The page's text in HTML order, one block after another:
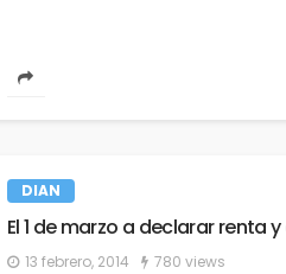
DIAN
El 1 de marzo a declarar renta
13 febrero, 2014 780 views